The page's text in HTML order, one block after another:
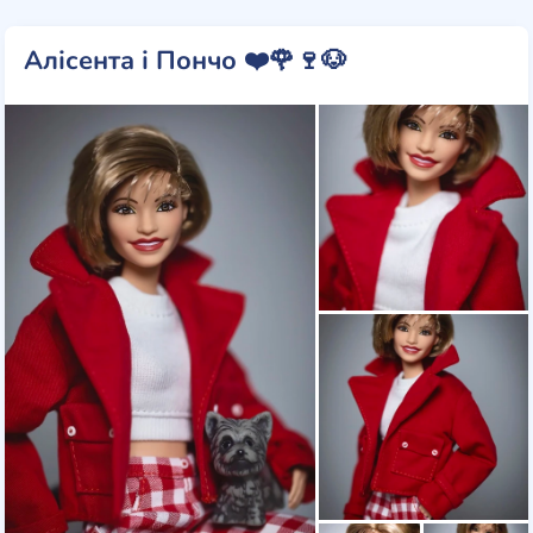
Алісента і Пончо ❤️🌹🍷🐶